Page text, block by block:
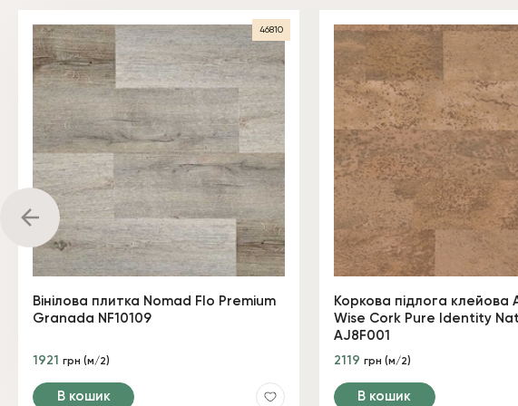
46810
Вінілова плитка Nomad Flo Premium
Granada NF10109
1921 грн (м/2)
В кошик
Коркова підлога клейова
Wise Cork Pure Identity
AJ8F001
2119 грн (м/2)
В кошик